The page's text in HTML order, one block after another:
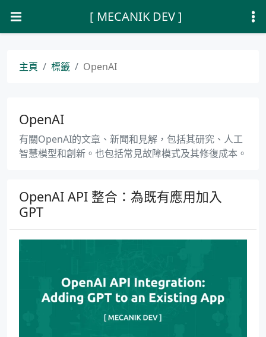
[ MECANIK DEV ]
主頁 標籤 OpenAI
OpenAI
有關OpenAI的文章、新聞和見解，包括其研究、人工
智慧模型和創新。也包括常見故障模式及其修復成本。
OpenAI API 整合：為既有應用加入
GPT